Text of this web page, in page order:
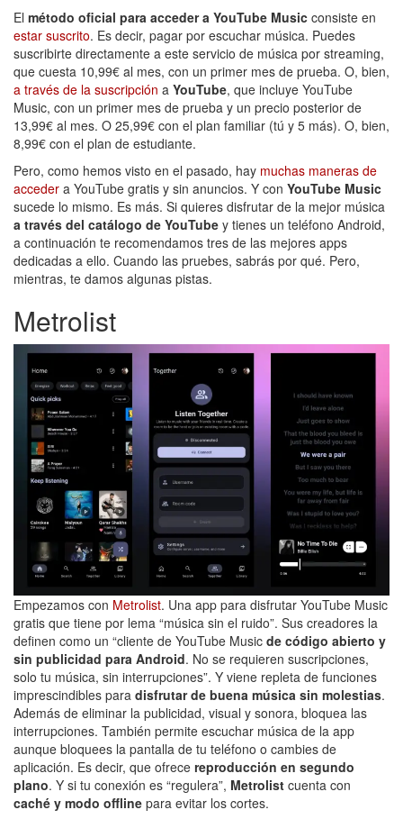
El método oficial para acceder a YouTube Music consiste en
estar suscrito. Es decir, pagar por escuchar música. Puedes
suscribirte directamente a este servicio de música por streaming,
que cuesta 10,99€ al mes, con un primer mes de prueba. O, bien,
a través de la suscripción a YouTube, que incluye YouTube
Music, con un primer mes de prueba y un precio posterior de
13,99€ al mes. O 25,99€ con el plan familiar (tú y 5 más). O, bien,
8,99€ con el plan de estudiante.
Pero, como hemos visto en el pasado, hay muchas maneras de
acceder a YouTube gratis y sin anuncios. Y con YouTube Music
sucede lo mismo. Es más. Si quieres disfrutar de la mejor música
a través del catálogo de YouTube y tienes un teléfono Android,
a continuación te recomendamos tres de las mejores apps
dedicadas a ello. Cuando las pruebes, sabrás por qué. Pero,
mientras, te damos algunas pistas.
Metrolist
Empezamos con Metrolist. Una app para disfrutar YouTube Music
gratis que tiene por lema “música sin el ruido”. Sus creadores la
definen como un “cliente de YouTube Music de código abierto y
sin publicidad para Android. No se requieren suscripciones,
solo tu música, sin interrupciones”. Y viene repleta de funciones
imprescindibles para disfrutar de buena música sin molestias.
Además de eliminar la publicidad, visual y sonora, bloquea las
interrupciones. También permite escuchar música de la app
aunque bloquees la pantalla de tu teléfono o cambies de
aplicación. Es decir, que ofrece reproducción en segundo
plano. Y si tu conexión es “regulera”, Metrolist cuenta con
caché y modo offline para evitar los cortes.